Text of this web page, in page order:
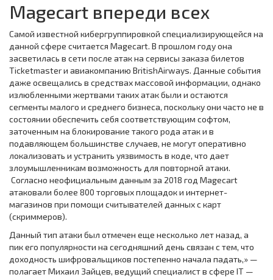
Magecart впереди всех
Самой известной кибергруппировкой специализирующейся на
данной сфере считается Magecart. В прошлом году она
засветилась в сети после атак на сервисы заказа билетов
Тicketmaster и авиакомпанию ВritishAirways. Данные события
даже освещались в средствах массовой информации, однако
излюбленными жертвами таких атак были и остаются
сегменты малого и среднего бизнеса, поскольку они часто не в
состоянии обеспечить себя соответствующим софтом,
заточенным на блокирование такого рода атак и в
подавляющем большинстве случаев, не могут оперативно
локализовать и устранить уязвимость в коде, что дает
злоумышленникам возможность для повторной атаки.
Согласно неофициальным данным за 2018 год Magecart
атаковали более 800 торговых площадок и интернет-
магазинов при помощи считывателей данных с карт
(скриммеров).
Данный тип атаки был отмечен еще несколько лет назад, а
пик его популярности на сегодняшний день связан с тем, что
доходность шифровальщиков постепенно начала падать,» —
полагает Михаил Зайцев, ведущий специалист в сфере IT —